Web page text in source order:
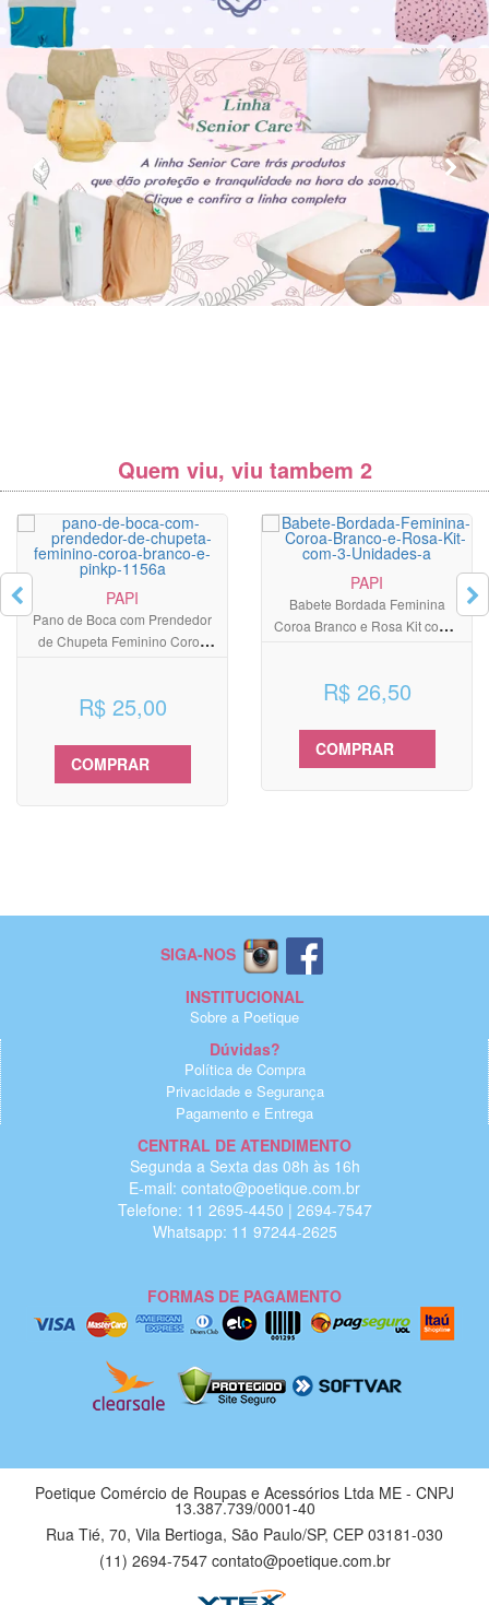
Quem viu, viu tambem 2
PAPI
Pano de Boca com Prendedor
de Chupeta Feminino Coroa
R$ 25,00
COMPRAR
PAPI
Babete Bordada Feminina
Coroa Branco e Rosa Kit com 3
R$ 26,50
COMPRAR
SIGA-NOS
INSTITUCIONAL
Sobre a Poetique
Dúvidas?
Política de Compra
Privacidade e Segurança
Pagamento e Entrega
CENTRAL DE ATENDIMENTO
Segunda a Sexta das 08h às 16h
E-mail: contato@poetique.com.br
Telefone: 11 2695-4450 | 2694-7547
Whatsapp: 11 97244-2625
FORMAS DE PAGAMENTO
Poetique Comércio de Roupas e Acessórios Ltda ME - CNPJ
13.387.739/0001-40
Rua Tié, 70, Vila Bertioga, São Paulo/SP, CEP 03181-030
(11) 2694-7547 contato@poetique.com.br